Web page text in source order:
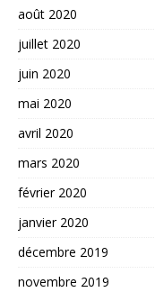
août 2020
juillet 2020
juin 2020
mai 2020
avril 2020
mars 2020
février 2020
janvier 2020
décembre 2019
novembre 2019